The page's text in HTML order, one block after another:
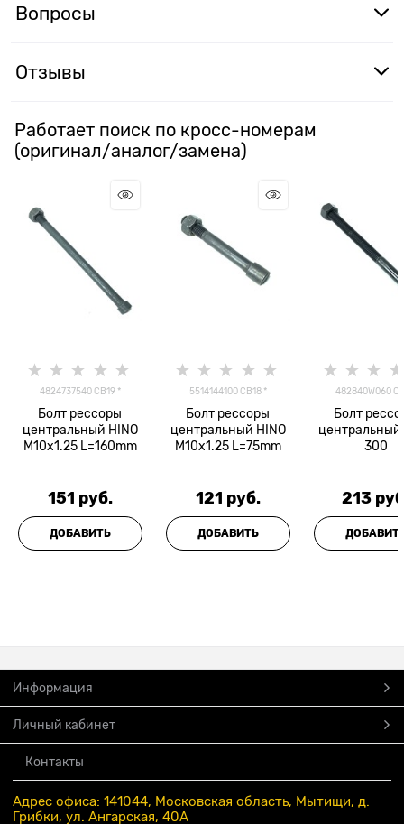
Вопросы
Отзывы
Работает поиск по кросс-номерам
(оригинал/аналог/замена)
4824737540 CB19 *
Болт рессоры
центральный HINO
M10x1.25 L=160mm
151 руб.
ДОБАВИТЬ
5514144100 CB18 *
Болт рессоры
центральный HINO
M10x1.25 L=75mm
121 руб.
ДОБАВИТЬ
482840W060
Болт
центральный
300
213
Информация
Личный кабинет
Контакты
Адрес офиса: 141044, Московская область, Мытищи, д.
Грибки, ул. Ангарская, 40А